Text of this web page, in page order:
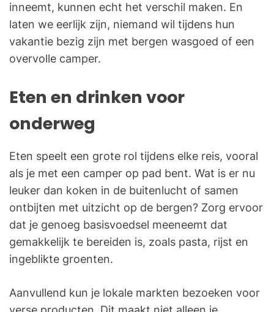
inneemt, kunnen echt het verschil maken. En
laten we eerlijk zijn, niemand wil tijdens hun
vakantie bezig zijn met bergen wasgoed of een
overvolle camper.
Eten en drinken voor
onderweg
Eten speelt een grote rol tijdens elke reis, vooral
als je met een camper op pad bent. Wat is er nu
leuker dan koken in de buitenlucht of samen
ontbijten met uitzicht op de bergen? Zorg ervoor
dat je genoeg basisvoedsel meeneemt dat
gemakkelijk te bereiden is, zoals pasta, rijst en
ingeblikte groenten.
Aanvullend kun je lokale markten bezoeken voor